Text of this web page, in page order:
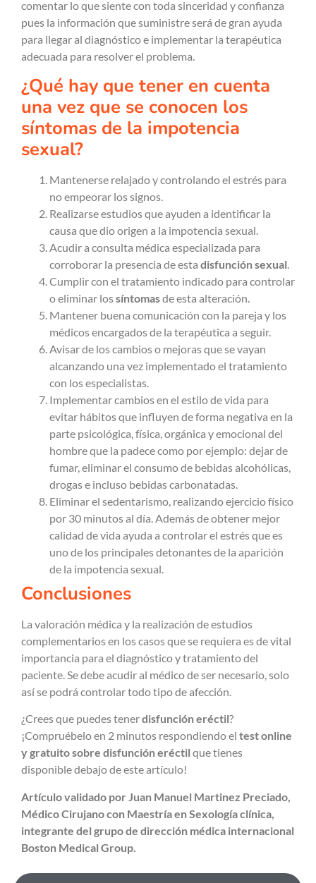
comentar lo que siente con toda sinceridad y confianza
pues la información que suministre será de gran ayuda
para llegar al diagnóstico e implementar la terapéutica
adecuada para resolver el problema.
¿Qué hay que tener en cuenta
una vez que se conocen los
síntomas de la impotencia
sexual?
Mantenerse relajado y controlando el estrés para
no empeorar los signos.
Realizarse estudios que ayuden a identificar la
causa que dio origen a la impotencia sexual.
Acudir a consulta médica especializada para
corroborar la presencia de esta disfunción sexual.
Cumplir con el tratamiento indicado para controlar
o eliminar lossíntomasde esta alteración.
Mantener buena comunicación con la pareja y los
médicos encargados de la terapéutica a seguir.
Avisar de los cambios o mejoras que se vayan
alcanzando una vez implementado el tratamiento
con los especialistas.
Implementar cambios en el estilo de vida para
evitar hábitos que influyen de forma negativa en la
parte psicológica, física, orgánica y emocional del
hombre que la padece como por ejemplo: dejar de
fumar, eliminar el consumo de bebidas alcohólicas,
drogas e incluso bebidas carbonatadas.
Eliminar el sedentarismo, realizando ejercicio físico
por 30 minutos al día. Además de obtener mejor
calidad de vida ayuda a controlar el estrés que es
uno de los principales detonantes de la aparición
de la impotencia sexual.
Conclusiones
La valoración médica y la realización de estudios
complementarios en los casos que se requiera es de vital
importancia para el diagnóstico y tratamiento del
paciente. Se debe acudir al médico de ser necesario, solo
así se podrá controlar todo tipo de afección.
¿Crees que puedes tenerdisfunción eréctil?
¡Compruébelo en 2 minutos respondiendo el test online
y gratuito sobre disfunción eréctil que tienes
disponible debajo de este artículo!
Artículo validado por Juan Manuel Martinez Preciado,
Médico Cirujano con Maestría en Sexología clínica,
integrante del grupo de dirección médica internacional
Boston Medical Group.